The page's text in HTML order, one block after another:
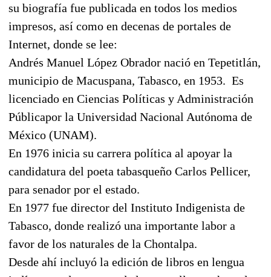
su biografía fue publicada en todos los medios
impresos, así como en decenas de portales de
Internet, donde se lee:
Andrés Manuel López Obrador nació en Tepetitlán,
municipio de Macuspana, Tabasco, en 1953. Es
licenciado en Ciencias Políticas y Administración
Públicapor la Universidad Nacional Autónoma de
México (UNAM).
En 1976 inicia su carrera política al apoyar la
candidatura del poeta tabasqueño Carlos Pellicer,
para senador por el estado.
En 1977 fue director del Instituto Indigenista de
Tabasco, donde realizó una importante labor a
favor de los naturales de la Chontalpa.
Desde ahí incluyó la edición de libros en lengua